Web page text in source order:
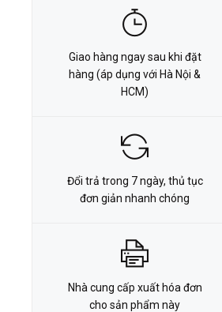
Giao hàng ngay sau khi đặt
hàng (áp dụng với Hà Nội &
HCM)
Đổi trả trong 7 ngày, thủ tục
đơn giản nhanh chóng
Nhà cung cấp xuất hóa đơn
cho sản phẩm này